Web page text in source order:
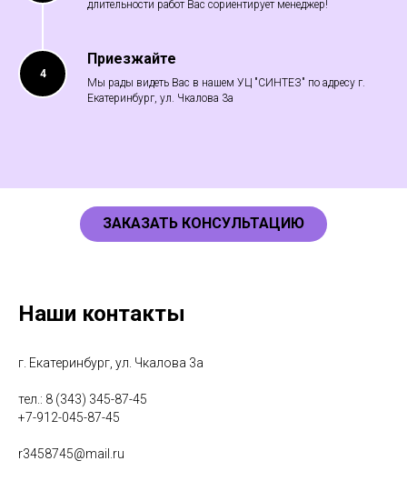
длительности работ Вас сориентирует менеджер!
4
Приезжайте
Мы рады видеть Вас в нашем УЦ "СИНТЕЗ" по адресу г.
Екатеринбург, ул. Чкалова 3а
ЗАКАЗАТЬ КОНСУЛЬТАЦИЮ
Наши контакты
г. Екатеринбург, ул. Чкалова 3а
тел.: 8 (343) 345-87-45
+7-912-045-87-45
r3458745@mail.ru